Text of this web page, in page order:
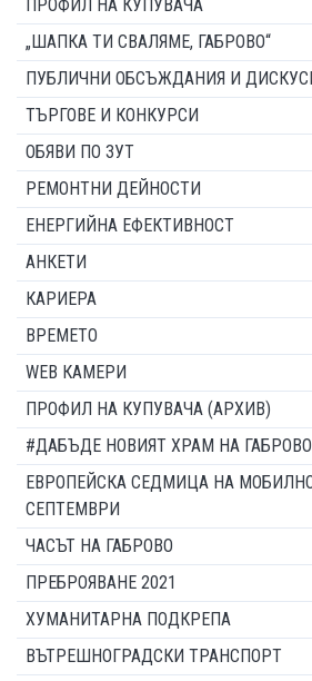
ПРОФИЛ НА КУПУВАЧА
„ШАПКА ТИ СВАЛЯМЕ, ГАБРОВО“
ПУБЛИЧНИ ОБСЪЖДАНИЯ И
ТЪРГОВЕ И КОНКУРСИ
ОБЯВИ ПО ЗУТ
РЕМОНТНИ ДЕЙНОСТИ
ЕНЕРГИЙНА ЕФЕКТИВНОСТ
АНКЕТИ
КАРИЕРА
ВРЕМЕТО
WEB КАМЕРИ
ПРОФИЛ НА КУПУВАЧА (АРХИВ)
#ДАБЪДЕ НОВИЯТ ХРАМ НА
ЕВРОПЕЙСКА СЕДМИЦА НА
СЕПТЕМВРИ
ЧАСЪТ НА ГАБРОВО
ПРЕБРОЯВАНЕ 2021
ХУМАНИТАРНА ПОДКРЕПА
ВЪТРЕШНОГРАДСКИ ТРАНСПОРТ